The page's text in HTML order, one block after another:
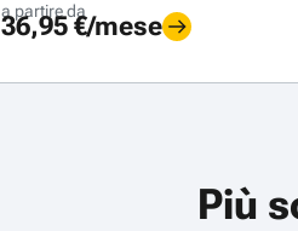
a partire da
36,95 €/mese
Più